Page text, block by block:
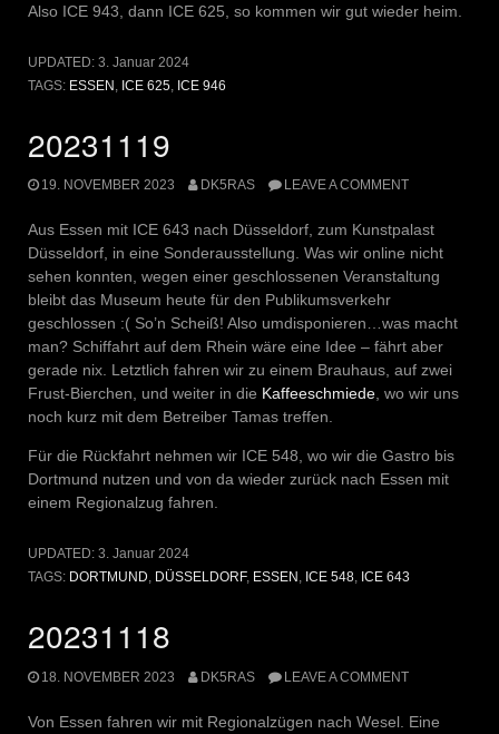
Also ICE 943, dann ICE 625, so kommen wir gut wieder heim.
UPDATED: 3. Januar 2024
TAGS: ESSEN ICE 625 ICE 946
20231119
19. NOVEMBER 2023 DK5RAS LEAVE A COMMENT
Aus Essen mit ICE 643 nach Düsseldorf, zum Kunstpalast
Düsseldorf, in eine Sonderausstellung. Was wir online nicht
sehen konnten, wegen einer geschlossenen Veranstaltung
bleibt das Museum heute für den Publikumsverkehr
geschlossen :( So’n Scheiß! Also umdisponieren…was macht
man? Schiffahrt auf dem Rhein wäre eine Idee – fährt aber
gerade nix. Letztlich fahren wir zu einem Brauhaus, auf zwei
Frust-Bierchen, und weiter in die Kaffeeschmiede , wo wir uns
noch kurz mit dem Betreiber Tamas treffen.
Für die Rückfahrt nehmen wir ICE 548, wo wir die Gastro bis
Dortmund nutzen und von da wieder zurück nach Essen mit
einem Regionalzug fahren.
UPDATED: 3. Januar 2024
TAGS: DORTMUND, DÜSSELDORF, ESSEN , ICE 548, ICE 643
20231118
18. NOVEMBER 2023 DK5RAS LEAVE A COMMENT
Von Essen fahren wir mit Regionalzügen nach Wesel. Eine